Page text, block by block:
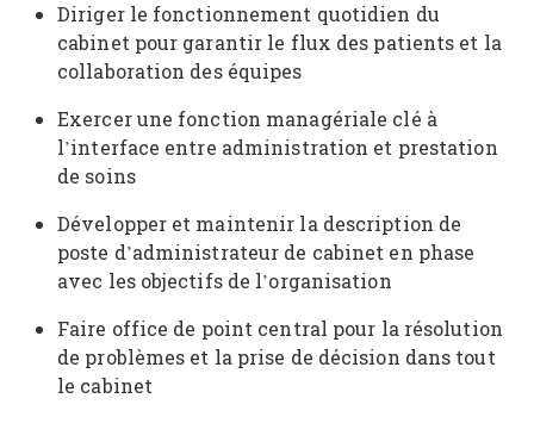
Diriger le fonctionnement quotidien du
cabinet pour garantir le flux des patients et la
collaboration des équipes
Exercer une fonction managériale clé à
l’interface entre administration et prestation
de soins
Développer et maintenir la description de
poste d’administrateur de cabinet en phase
avec les objectifs de l’organisation
Faire office de point central pour la résolution
de problèmes et la prise de décision dans tout
le cabinet